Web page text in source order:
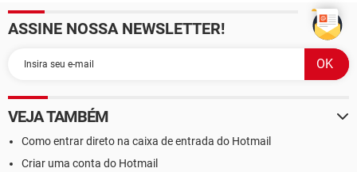
ASSINE NOSSA NEWSLETTER!
VEJA TAMBÉM
Como entrar direto na caixa de entrada do Hotmail
Criar uma conta do Hotmail